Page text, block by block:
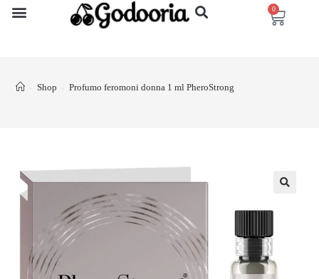
0
> Shop > Profumo feromoni donna 1 ml PheroStrong